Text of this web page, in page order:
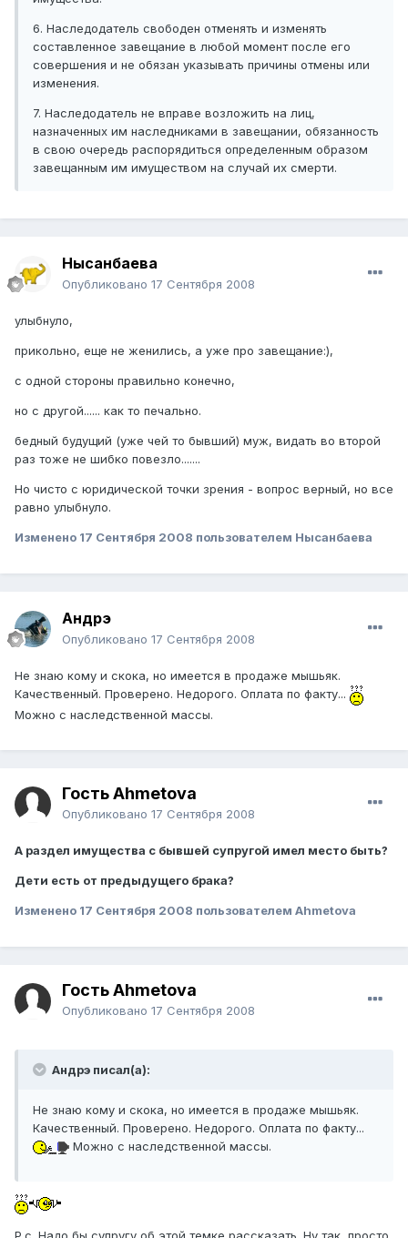
6. Наследодатель свободен отменять и изменять
составленное завещание в любой момент после его
совершения и не обязан указывать причины отмены или
изменения.
7. Наследодатель не вправе возложить на лиц,
назначенных им наследниками в завещании, обязанность
в свою очередь распорядиться определенным образом
завещанным им имуществом на случай их смерти.
Нысанбаева
Опубликовано 17 Сентября 2008
улыбнуло,
прикольно, еще не женились, а уже про завещание:),
с одной стороны правильно конечно,
но с другой...... как то печально.
бедный будущий (уже чей то бывший) муж, видать во второй
раз тоже не шибко повезло.......
Но чисто с юридической точки зрения - вопрос верный, но все
равно улыбнуло.
Изменено 17 Сентября 2008 пользователем Нысанбаева
Андрэ
Опубликовано 17 Сентября 2008
Не знаю кому и скока, но имеется в продаже мышьяк.
Качественный. Проверено. Недорого. Оплата по факту...
Можно с наследственной массы.
Гость Ahmetova
Опубликовано 17 Сентября 2008
А раздел имущества с бывшей супругой имел место быть?
Дети есть от предыдущего брака?
Изменено 17 Сентября 2008 пользователем Ahmetova
Гость Ahmetova
Опубликовано 17 Сентября 2008
Андрэ писал(а):
Не знаю кому и скока, но имеется в продаже мышьяк.
Качественный. Проверено. Недорого. Оплата по факту...
Можно с наследственной массы.